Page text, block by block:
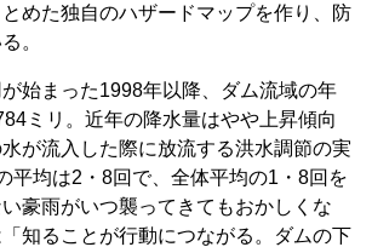
めた独自のハザードマップを作り、防
。
始まった1998年以降、ダム流域の年
ミリ。近年の降水量はやや上昇傾向
が流入した際に放流する洪水調節の実
平均は2・8回で、全体平均の1・8回を
い豪雨がいつ襲ってきてもおかしくな
知ることが行動につながる。ダムの下